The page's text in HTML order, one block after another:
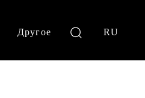
Другое RU